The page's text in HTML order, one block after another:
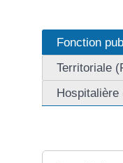
Fonction
Territoriale
Hospitalière